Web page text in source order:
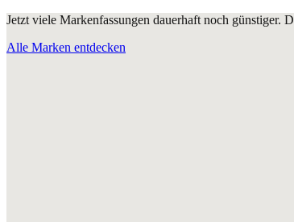
Jetzt viele Markenfassungen dauerhaft noch günstiger.
Alle Marken entdecken